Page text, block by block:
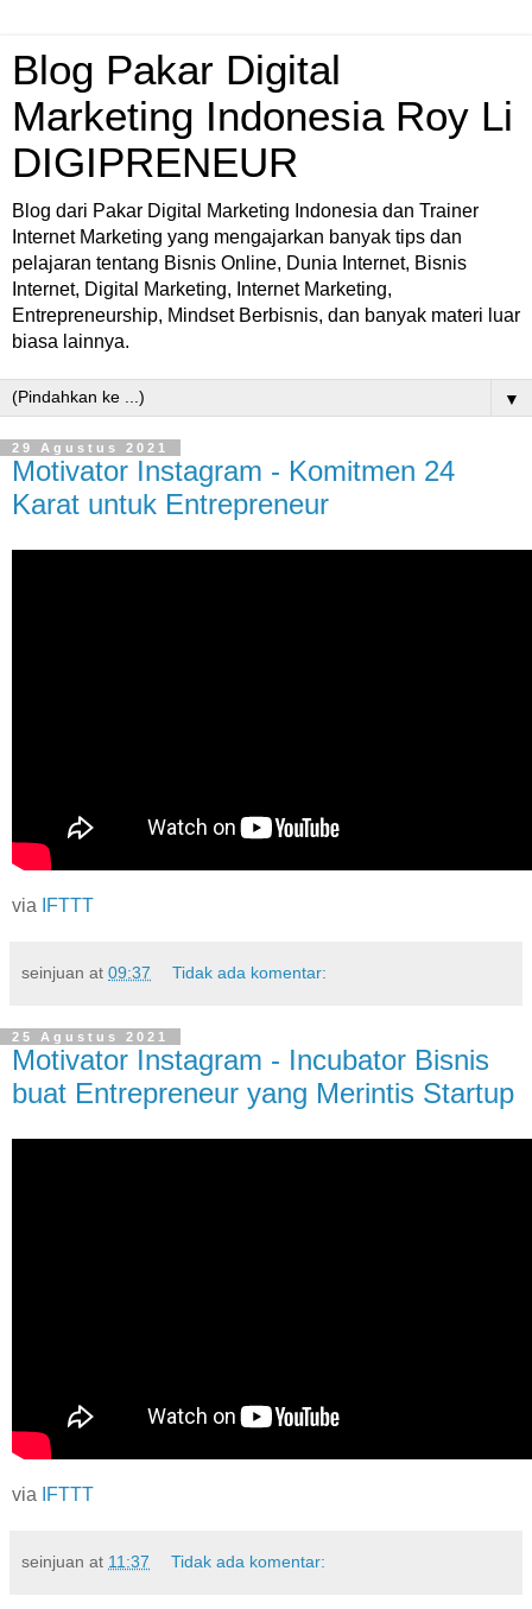
Blog Pakar Digital
Marketing Indonesia Roy Li
DIGIPRENEUR
Blog dari Pakar Digital Marketing Indonesia dan Trainer
Internet Marketing yang mengajarkan banyak tips dan
pelajaran tentang Bisnis Online, Dunia Internet, Bisnis
Internet, Digital Marketing, Internet Marketing,
Entrepreneurship, Mindset Berbisnis, dan banyak materi luar
biasa lainnya.
▼
29 Agustus 2021
Motivator Instagram - Komitmen 24
Karat untuk Entrepreneur
via IFTTT
seinjuan at 09:37 Tidak ada komentar:
25 Agustus 2021
Motivator Instagram - Incubator Bisnis
buat Entrepreneur yang Merintis Startup
via IFTTT
seinjuan at 11:37 Tidak ada komentar: